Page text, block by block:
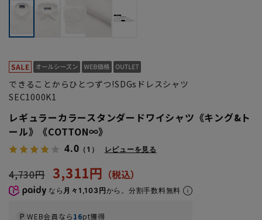
できることからひとつずつ!SDGsドレスシャツ
SEC1000K1
レギュラーカラースタンダードワイシャツ《キング&ト
ール》《COTTON∞》
4.0 （1） レビューを見る
4,730円 3,311円
なら 月々1,103円から。分割手数料無料
WEB会員なら16pt獲得